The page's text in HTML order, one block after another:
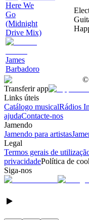
Here We
Go
(Midnight
Drive Mix)
James
Barbadoro
©
Transferir app
Links úteis
Catálogo musicalRádios
ajudaContacte-nos
Jamendo
Jamendo para artistas
Legal
Termos gerais de
privacidadePolítica de
Siga-nos